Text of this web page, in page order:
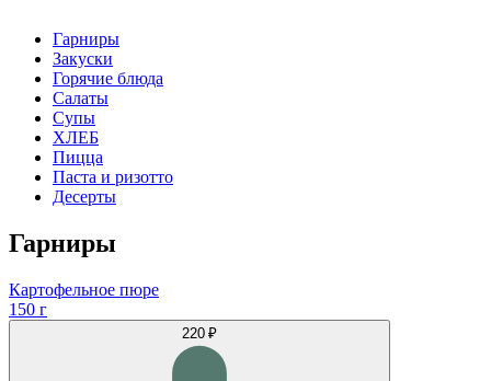
Гарниры
Закуски
Горячие блюда
Салаты
Супы
ХЛЕБ
Пицца
Паста и ризотто
Десерты
Гарниры
Картофельное пюре
150 г
220 ₽